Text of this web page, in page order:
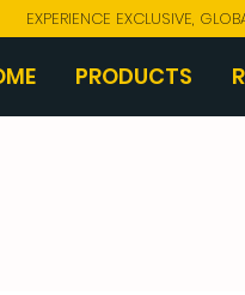
EXPERIENCE EXCLUSIVE,
PRODUCTS